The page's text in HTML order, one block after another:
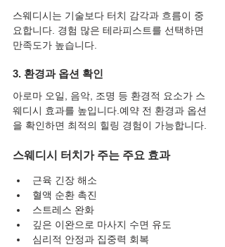
스웨디시는 기술보다 터치 감각과 흐름이 중
요합니다. 경험 많은 테라피스트를 선택하면
만족도가 높습니다.
3. 환경과 옵션 확인
아로마 오일, 음악, 조명 등 환경적 요소가 스
웨디시 효과를 높입니다.예약 전 환경과 옵션
을 확인하면 최적의 힐링 경험이 가능합니다.
스웨디시 터치가 주는 주요 효과
근육 긴장 해소
혈액 순환 촉진
스트레스 완화
깊은 이완으로 마사지 수면 유도
심리적 안정과 집중력 회복